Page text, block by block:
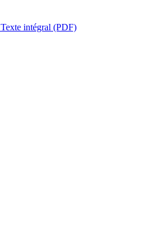
Texte intégral (PDF)